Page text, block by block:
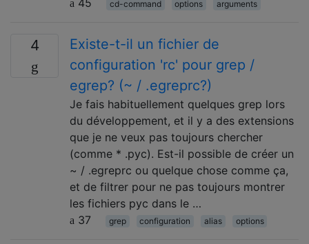
45
cd-command options arguments
4
Existe-t-il un fichier de
configuration 'rc' pour grep /
egrep? (~ / .egreprc?)
Je fais habituellement quelques grep lors
du développement, et il y a des extensions
que je ne veux pas toujours chercher
(comme * .pyc). Est-il possible de créer un
~ / .egreprc ou quelque chose comme ça,
et de filtrer pour ne pas toujours montrer
les fichiers pyc dans le …
37
grep configuration alias options